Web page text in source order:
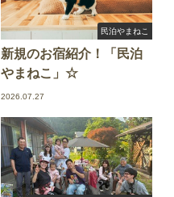
民泊やまねこ
新規のお宿紹介！「民泊
やまねこ」☆
2026.07.27